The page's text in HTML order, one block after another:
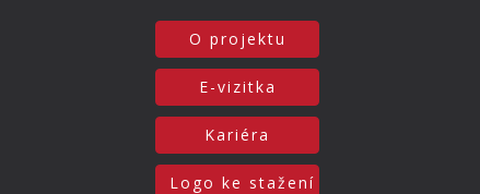
O projektu
E-vizitka
Kariéra
Logo ke stažení